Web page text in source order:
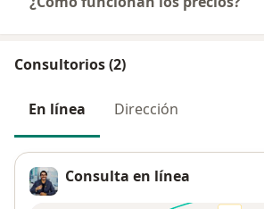
Consultorios (2)
En línea Dirección
Consulta en línea